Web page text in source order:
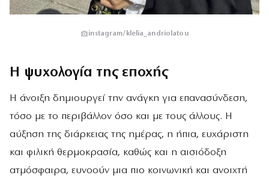
instagram/klelia_andriolatou
Η ψυχολογία της εποχής
Η άνοιξη δημιουργεί την ανάγκη για επανασύνδεση,
τόσο με το περιβάλλον όσο και με τους άλλους. Η
αύξηση της διάρκειας της ημέρας, η ήπια, ευχάριστη
και φιλική θερμοκρασία, καθώς και η αισιόδοξη
ατμόσφαιρα, ευνοούν μια πιο κοινωνική και ανοιχτή